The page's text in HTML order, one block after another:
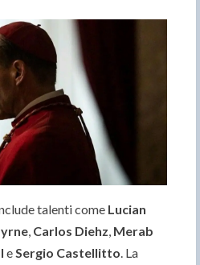
talenti come Lucian
, Carlos Diehz, Merab
eSergio Castellitto. La